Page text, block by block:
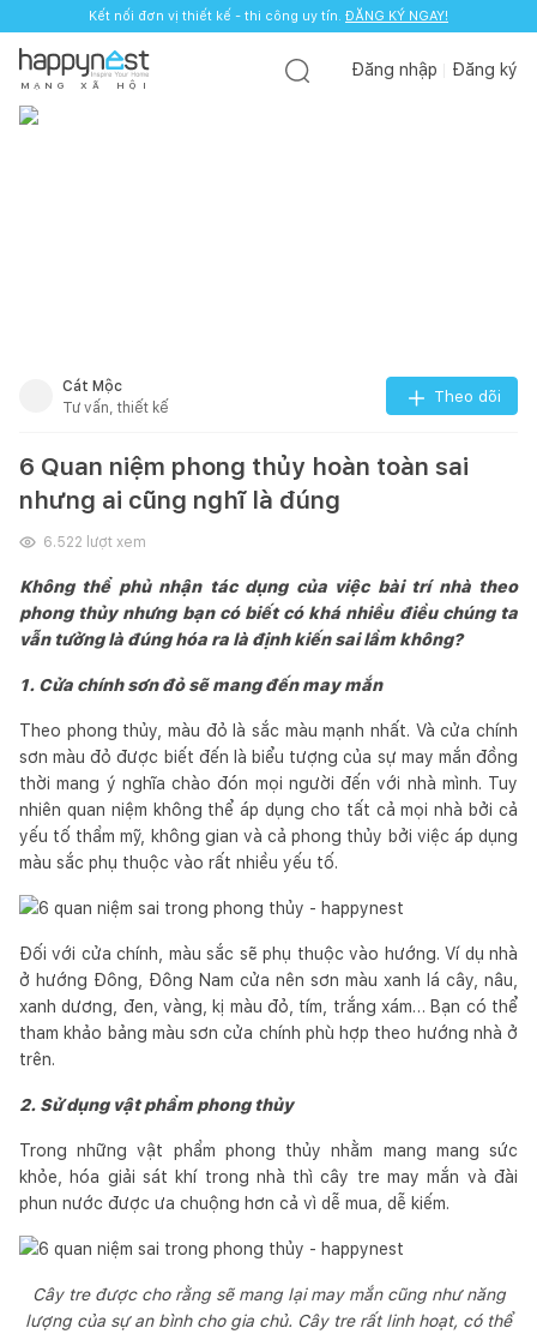
Kết nối đơn vị thiết kế - thi công uy tín. ĐĂNG KÝ NGAY!
M Ạ N G X Ã H Ộ I
Đăng nhập Đăng ký
Cát Mộc
Tư vấn, thiết kế
Theo dõi
6 Quan niệm phong thủy hoàn toàn sai
nhưng ai cũng nghĩ là đúng
6.522 lượt xem
Không thể phủ nhận tác dụng của việc bài trí nhà theo
phong thủy nhưng bạn có biết có khá nhiều điều chúng ta
vẫn tưởng là đúng hóa ra là định kiến sai lầm không?
1. Cửa chính sơn đỏ sẽ mang đến may mắn
Theo phong thủy, màu đỏ là sắc màu mạnh nhất. Và cửa chính
sơn màu đỏ được biết đến là biểu tượng của sự may mắn đồng
thời mang ý nghĩa chào đón mọi người đến với nhà mình. Tuy
nhiên quan niệm không thể áp dụng cho tất cả mọi nhà bởi cả
yếu tố thẩm mỹ, không gian và cả phong thủy bởi việc áp dụng
màu sắc phụ thuộc vào rất nhiều yếu tố.
Đối với cửa chính, màu sắc sẽ phụ thuộc vào hướng. Ví dụ nhà
ở hướng Đông, Đông Nam cửa nên sơn màu xanh lá cây, nâu,
xanh dương, đen, vàng, kị màu đỏ, tím, trắng xám… Bạn có thể
tham khảo bảng màu sơn cửa chính phù hợp theo hướng nhà ở
trên.
2. Sử dụng vật phẩm phong thủy
Trong những vật phẩm phong thủy nhằm mang mang sức
khỏe, hóa giải sát khí trong nhà thì cây tre may mắn và đài
phun nước được ưa chuộng hơn cả vì dễ mua, dễ kiếm.
Cây tre được cho rằng sẽ mang lại may mắn cũng như năng
lượng của sự an bình cho gia chủ. Cây tre rất linh hoạt, có thể